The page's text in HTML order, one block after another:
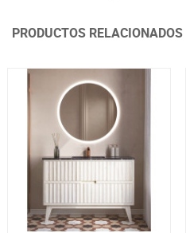
PRODUCTOS RELACIONADOS